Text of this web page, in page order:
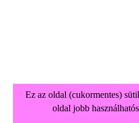
Ez az oldal (cukormentes)
oldal jobb